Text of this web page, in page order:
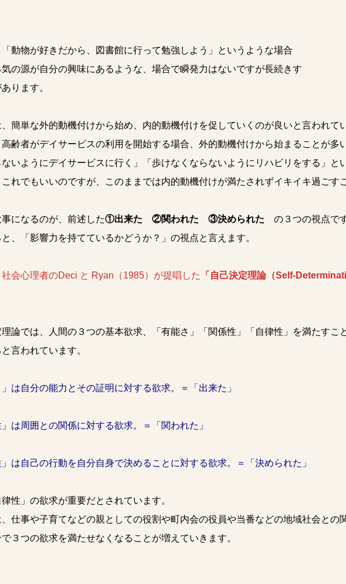
動物が好きだから、図書館に行って勉強しよう」というような場合
の源が自分の興味にあるような、場合で瞬発力はないですが長続きす
ります。
簡単な外的動機付けから始め、内的動機付けを促していくのが良いと言われて
高齢者がデイサービスの利用を開始する場合、外的動機付けから始まることが多
ないようにデイサービスに行く」「歩けなくならないようにリハビリをする」と
これでもいいのですが、このままでは内的動機付けが満たされずイキイキ過ごす
になるのが、前述した①出来た ②関われた ③決められた の３つの視点です
と、「影響力を持てているかどうか？」の視点と言えます。
社会心理者のDeci と Ryan（1985）が提唱した 「自己決定理論（Self-
理論では、人間の３つの基本欲求、「有能さ」「関係性」「自律性」を満たすこ
言われています。
」は自分の能力とその証明に対する欲求。＝「出来た」
」は周囲との関係に対する欲求。＝「関われた」
」は自己の行動を自分自身で決めることに対する欲求。＝「決められた」
性」の欲求が重要だとされています。
仕事や子育てなどの親としての役割や町内会の役員や当番などの地域社会との
３つの欲求を満たせなくなることが増えていきます。